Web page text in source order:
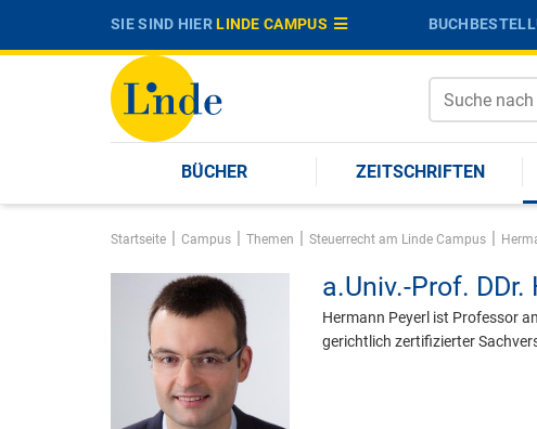
SIE SIND HIERLINDE CAMPUS
BÜCHER ZEITSCHRIFTEN
Startseite | Campus | Themen | Steuerrecht am Linde Campus |
a.Univ.-Prof. DDr.
Hermann Peyerl ist Professor
gerichtlich zertifizierter